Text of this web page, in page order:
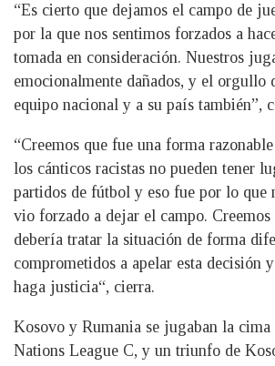
“Es cierto que dejamos el campo de
por la que nos sentimos forzados a
tomada en consideración. Nuestros
emocionalmente dañados, y el orgullo
equipo nacional y a su país también”,
“Creemos que fue una forma
los cánticos racistas no pueden tener
partidos de fútbol y eso fue por lo que
vio forzado a dejar el campo.
debería tratar la situación de forma
comprometidos a apelar esta decisión
haga justicia“, cierra.
Kosovo y Rumania se jugaban la
Nations League C, y un triunfo de